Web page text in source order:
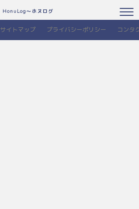
HonuLog～ホヌログ
サイトマップ プライバシーポリシー コンタ